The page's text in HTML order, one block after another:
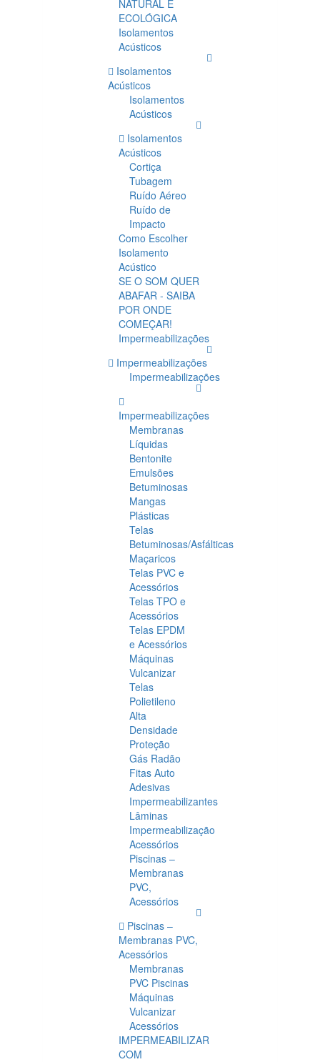
NATURAL E
ECOLÓGICA
Isolamentos
Acústicos
Isolamentos
Acústicos
Isolamentos
Acústicos
Isolamentos
Acústicos
Cortiça
Tubagem
Ruído Aéreo
Ruído de
Impacto
Como Escolher
Isolamento
Acústico
SE O SOM QUER
ABAFAR - SAIBA
POR ONDE
COMEÇAR!
Impermeabilizações
Impermeabilizações
Impermeabilizações
Impermeabilizações
Membranas
Líquidas
Bentonite
Emulsões
Betuminosas
Mangas
Plásticas
Telas
Betuminosas/Asfálticas
Maçaricos
Telas PVC e
Acessórios
Telas TPO e
Acessórios
Telas EPDM
e Acessórios
Máquinas
Vulcanizar
Telas
Polietileno
Alta
Densidade
Proteção
Gás Radão
Fitas Auto
Adesivas
Impermeabilizantes
Lâminas
Impermeabilização
Acessórios
Piscinas –
Membranas
PVC,
Acessórios
Piscinas –
Membranas PVC,
Acessórios
Membranas
PVC Piscinas
Máquinas
Vulcanizar
Acessórios
IMPERMEABILIZAR
COM